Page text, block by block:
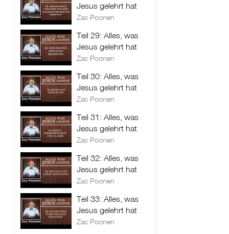
Jesus gelehrt hat
Zac Poonen
Teil 29: Alles, was
Jesus gelehrt hat
Zac Poonen
Teil 30: Alles, was
Jesus gelehrt hat
Zac Poonen
Teil 31: Alles, was
Jesus gelehrt hat
Zac Poonen
Teil 32: Alles, was
Jesus gelehrt hat
Zac Poonen
Teil 33: Alles, was
Jesus gelehrt hat
Zac Poonen